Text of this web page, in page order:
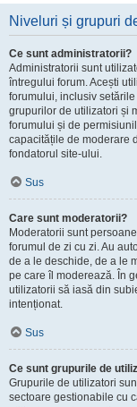
Niveluri și grupuri
Ce sunt administratorii?
Administratorii sunt
întregului forum. Acești
forumului, inclusiv
grupurilor de utilizatori și
forumului și de
capacitățile de moderare
fondatorul site-ului.
Sus
Care sunt moderatorii?
Moderatorii sunt
forumul de zi cu zi. Au
de a le deschide, de a le
pe care îl moderează. În
utilizatorii să iasă din
intenționat.
Sus
Ce sunt grupurile de
Grupurile de utilizatori
sectoare gestionabile cu